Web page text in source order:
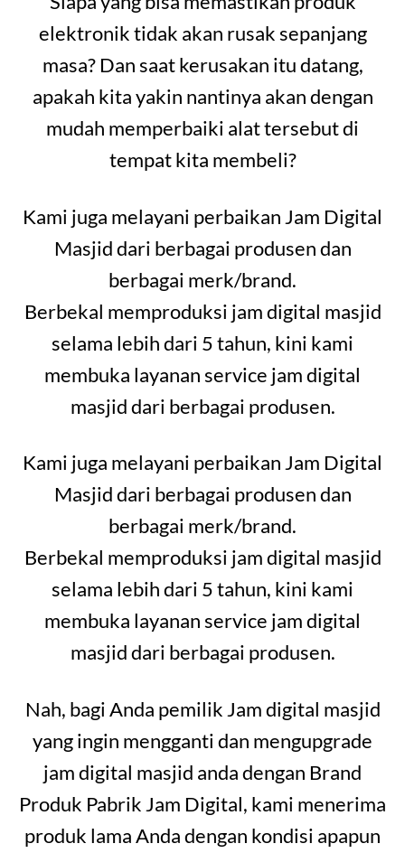
elektronik tidak akan rusak sepanjang
masa? Dan saat kerusakan itu datang,
apakah kita yakin nantinya akan dengan
mudah memperbaiki alat tersebut di
tempat kita membeli?
Kami juga melayani perbaikan Jam Digital
Masjid dari berbagai produsen dan
berbagai merk/brand.
Berbekal memproduksi jam digital masjid
selama lebih dari 5 tahun, kini kami
membuka layanan service jam digital
masjid dari berbagai produsen.
Kami juga melayani perbaikan Jam Digital
Masjid dari berbagai produsen dan
berbagai merk/brand.
Berbekal memproduksi jam digital masjid
selama lebih dari 5 tahun, kini kami
membuka layanan service jam digital
masjid dari berbagai produsen.
Nah, bagi Anda pemilik Jam digital masjid
yang ingin mengganti dan mengupgrade
jam digital masjid anda dengan Brand
Produk Pabrik Jam Digital, kami menerima
produk lama Anda dengan kondisi apapun